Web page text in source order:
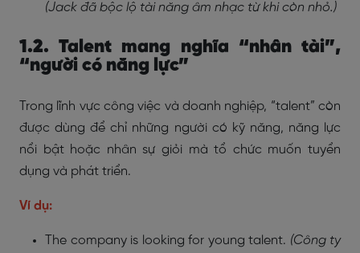
(Jack đã bộc lộ tài năng âm nhạc từ khi còn nhỏ.)
1.2. Talent mang nghĩa “nhân tài”,
“người có năng lực”
Trong lĩnh vực công việc và doanh nghiệp, “talent” còn
được dùng để chỉ những người có kỹ năng, năng lực
nổi bật hoặc nhân sự giỏi mà tổ chức muốn tuyển
dụng và phát triển.
Ví dụ:
The company is looking for young talent. (Công ty